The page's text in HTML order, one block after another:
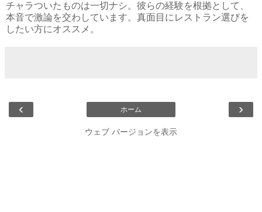
チャラついたものは一切ナシ。彼らの経験を根拠として、
本音で激論を交わしています。真面目にレストラン選びを
したい方にオススメ。
‹ ›
ホーム
ウェブ バージョンを表示